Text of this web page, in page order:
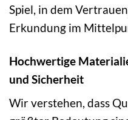
Spiel, in dem
Erkundung im
Hochwertige
und Sicherheit
Wir verstehen, dass